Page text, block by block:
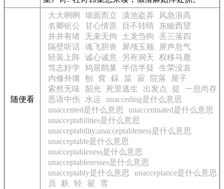
随便看
大大咧咧 墙面而立 潢池盗弄
风急浪高
名卿钜公
甘心情原 目不转睛
东睃西望
井井有绪
无束无拘 土龙刍狗
丢三落四
隔壁听话 魂飞胆丧 犀颅玉颊
屏声息气
轻装上阵 诚心诚意 另有洞天
权移马鹿
笃志好学
鸠居鹊巢 半信半疑
生荣没哀
内修外攘
刨 窕 銾 筮 寂 院落
屋子
索然无味
韶光 死里逃生 出发点 提
一息尚存
恶语中伤
水运
unacceding是什么意思
unaccented是什么意思
unaccentuated是什么意思
unacceptabilities是什么意思
unacceptability,unacceptableness是什么意思
unacceptable是什么意思
unacceptableness是什么意思
unacceptablenesses是什么意思
unacceptably是什么意思
unacceptance是什么意思
员
麸 轻 翟 雪